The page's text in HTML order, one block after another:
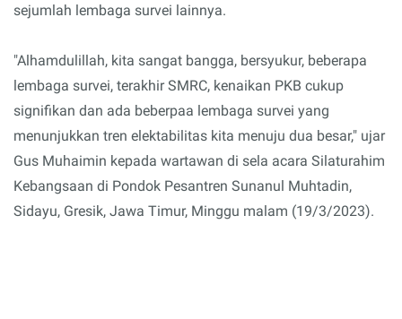
sejumlah lembaga survei lainnya.
"Alhamdulillah, kita sangat bangga, bersyukur, beberapa
lembaga survei, terakhir SMRC, kenaikan PKB cukup
signifikan dan ada beberpaa lembaga survei yang
menunjukkan tren elektabilitas kita menuju dua besar," ujar
Gus Muhaimin kepada wartawan di sela acara Silaturahim
Kebangsaan di Pondok Pesantren Sunanul Muhtadin,
Sidayu, Gresik, Jawa Timur, Minggu malam (19/3/2023).